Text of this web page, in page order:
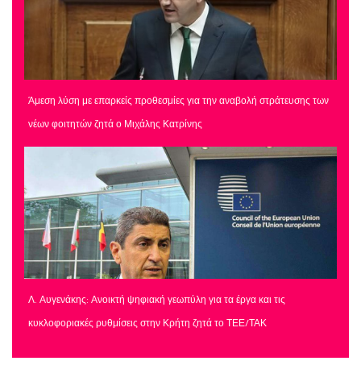
Άμεση λύση με επαρκείς προθεσμίες για την αναβολή στράτευσης των
νέων φοιτητών ζητά ο Μιχάλης Κατρίνης
Λ. Αυγενάκης: Ανοικτή ψηφιακή γεωπύλη για τα έργα και τις
κυκλοφοριακές ρυθμίσεις στην Κρήτη ζητά το ΤΕΕ/ΤΑΚ